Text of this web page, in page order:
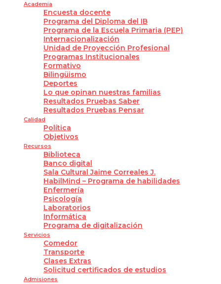
Academia
Encuesta docente
Programa del Diploma del IB
Programa de la Escuela Primaria (PEP)
Internacionalización
Unidad de Proyección Profesional
Programas Institucionales
Formativo
Bilingüismo
Deportes
Lo que opinan nuestras familias
Resultados Pruebas Saber
Resultados Pruebas Pensar
Calidad
Política
Objetivos
Recursos
Biblioteca
Banco digital
Sala Cultural Jaime Correales J.
HabilMind – Programa de habilidades
Enfermería
Psicología
Laboratorios
Informática
Programa de digitalización
Servicios
Comedor
Transporte
Clases Extras
Solicitud certificados de estudios
Admisiones